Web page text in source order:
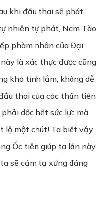
khi đầu thai sẽ phát
nhiên tự phát, Nam Tào
phàm nhân của Đại
là xác thực được cũng
khó tính lắm, không dễ
thai của các thần tiên
dốc hết sức lực mà
lộ một chút! Ta biết vậy
Ốc tiên giúp ta lần này,
sẽ cảm tạ xứng đáng